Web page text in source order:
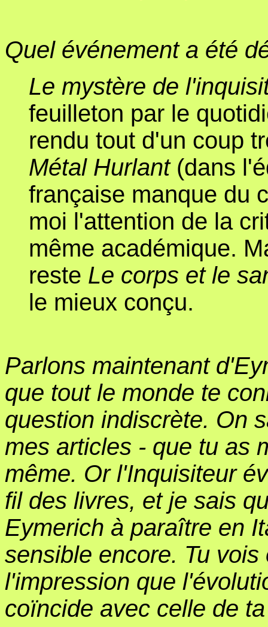
Quel événement a été
Le mystère de
feuilleton par le
rendu tout d'un coup
Métal Hurlant(dans
française manque du
moi l'attention de la
même académique.
reste Le corps et le
le mieux conçu.
Parlons maintenant
que tout le monde te
question indiscrète. On
mes articles - que tu as
même. Or l'Inquisiteur
fil des livres, et je sais
Eymerich à paraître en
sensible encore. Tu
l'impression que
coïncide avec celle de